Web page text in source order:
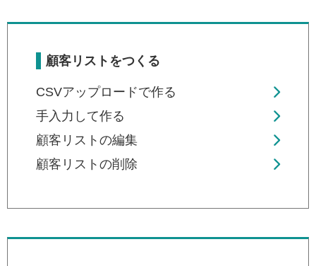
顧客リストをつくる
CSVアップロードで作る
手入力して作る
顧客リストの編集
顧客リストの削除